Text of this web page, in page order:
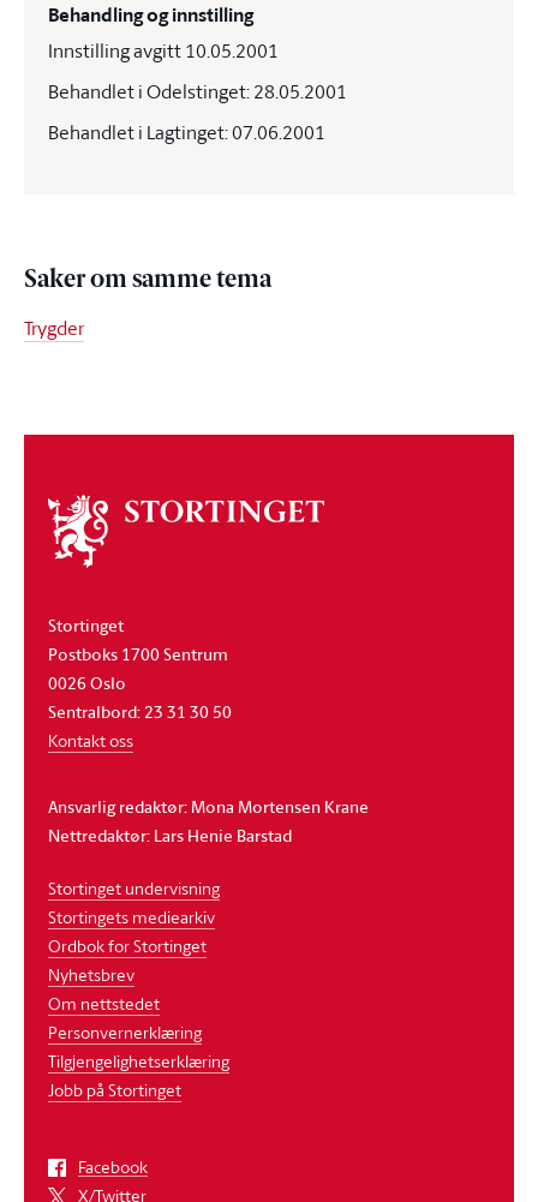
Behandling og innstilling
Innstilling avgitt 10.05.2001
Behandlet i Odelstinget: 28.05.2001
Behandlet i Lagtinget: 07.06.2001
Saker om samme tema
Trygder
Om
stortinget
Stortinget
Postboks 1700 Sentrum
0026 Oslo
Sentralbord: 23 31 30 50
Kontakt oss
Ansvarlig redaktør: Mona Mortensen Krane
Nettredaktør: Lars Henie Barstad
Stortinget undervisning
Stortingets mediearkiv
Ordbok for Stortinget
Nyhetsbrev
Om nettstedet
Personvernerklæring
Tilgjengelighetserklæring
Jobb på Stortinget
Facebook
X/Twitter